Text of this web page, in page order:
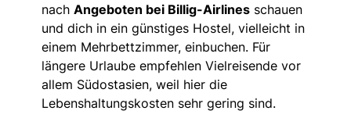
nach Angeboten bei Billig-Airlinesschauen
und dich in ein günstiges Hostel, vielleicht in
einem Mehrbettzimmer, einbuchen. Für
längere Urlaube empfehlen Vielreisende vor
allem Südostasien, weil hier die
Lebenshaltungskosten sehr gering sind.